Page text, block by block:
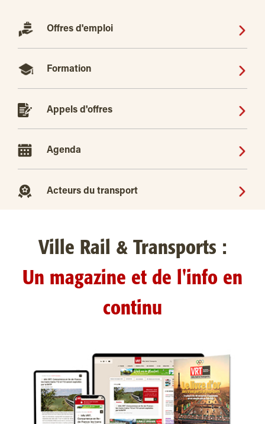
Offres d'emploi
Formation
Appels d'offres
Agenda
Acteurs du transport
Ville Rail & Transports :
Un magazine et de l'info en
continu